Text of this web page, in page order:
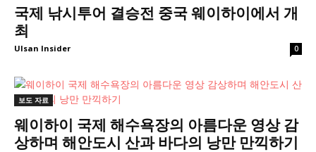
국제 낚시투어 결승전 중국 웨이하이에서 개
최
Ulsan Insider 0
보도 자료
웨이하이 국제 해수욕장의 아름다운 영상 감
상하며 해안도시 산과 바다의 낭만 만끽하기